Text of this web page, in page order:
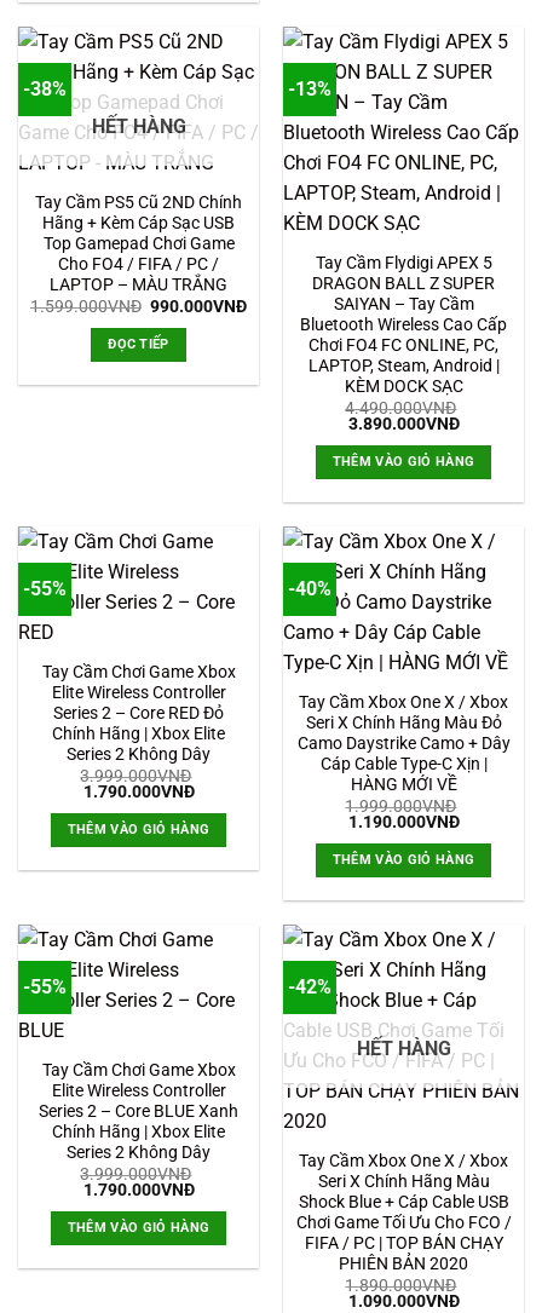
-38%
HẾT HÀNG
Tay Cầm PS5 Cũ 2ND Chính
Hãng + Kèm Cáp Sạc USB
Top Gamepad Chơi Game
Cho FO4 / FIFA / PC /
LAPTOP – MÀU TRẮNG
1.599.000VNĐ Giá
là:
1.599.000VNĐ.
990.000VNĐGiá
990.000VNĐ.
ĐỌC TIẾP
-13%
Tay Cầm Flydigi APEX 5
DRAGON BALL Z SUPER
SAIYAN – Tay Cầm
Bluetooth Wireless Cao Cấp
Chơi FO4 FC ONLINE, PC,
LAPTOP, Steam, Android |
KÈM DOCK SẠC
4.490.000VNĐ
Giá
là:
4.490.000VNĐ.
3.890.000VNĐGiá
tại
là:
THÊM VÀO GIỎ HÀNG
-55%
Tay Cầm Chơi Game Xbox
Elite Wireless Controller
Series 2 – Core RED Đỏ
Chính Hãng | Xbox Elite
Series 2 Không Dây
3.999.000VNĐ
Giá
là:
3.999.000VNĐ.
1.790.000VNĐGiá
tại
là:
1.790.000VNĐ.
THÊM VÀO GIỎ HÀNG
-40%
Tay Cầm Xbox One X / Xbox
Seri X Chính Hãng Màu Đỏ
Camo Daystrike Camo + Dây
Cáp Cable Type-C Xịn |
HÀNG MỚI VỀ
1.999.000VNĐ
Giá
là:
1.999.000VNĐ.
1.190.000VNĐGiá
tại
là:
THÊM VÀO GIỎ HÀNG
-55%
Tay Cầm Chơi Game Xbox
Elite Wireless Controller
Series 2 – Core BLUE Xanh
Chính Hãng | Xbox Elite
Series 2 Không Dây
3.999.000VNĐ
Giá
là:
3.999.000VNĐ.
1.790.000VNĐGiá
tại
là:
1.790.000VNĐ.
THÊM VÀO GIỎ HÀNG
-42%
HẾT HÀNG
Tay Cầm Xbox One X / Xbox
Seri X Chính Hãng Màu
Shock Blue + Cáp Cable USB
Chơi Game Tối Ưu Cho FCO /
FIFA / PC | TOP BÁN CHẠY
PHIÊN BẢN 2020
1.890.000VNĐ
Giá
1.090.000VNĐGiá